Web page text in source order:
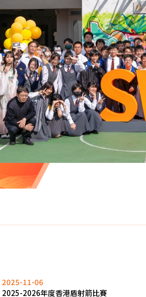
2025-11-06
2025-2026年度香港盾射箭比賽